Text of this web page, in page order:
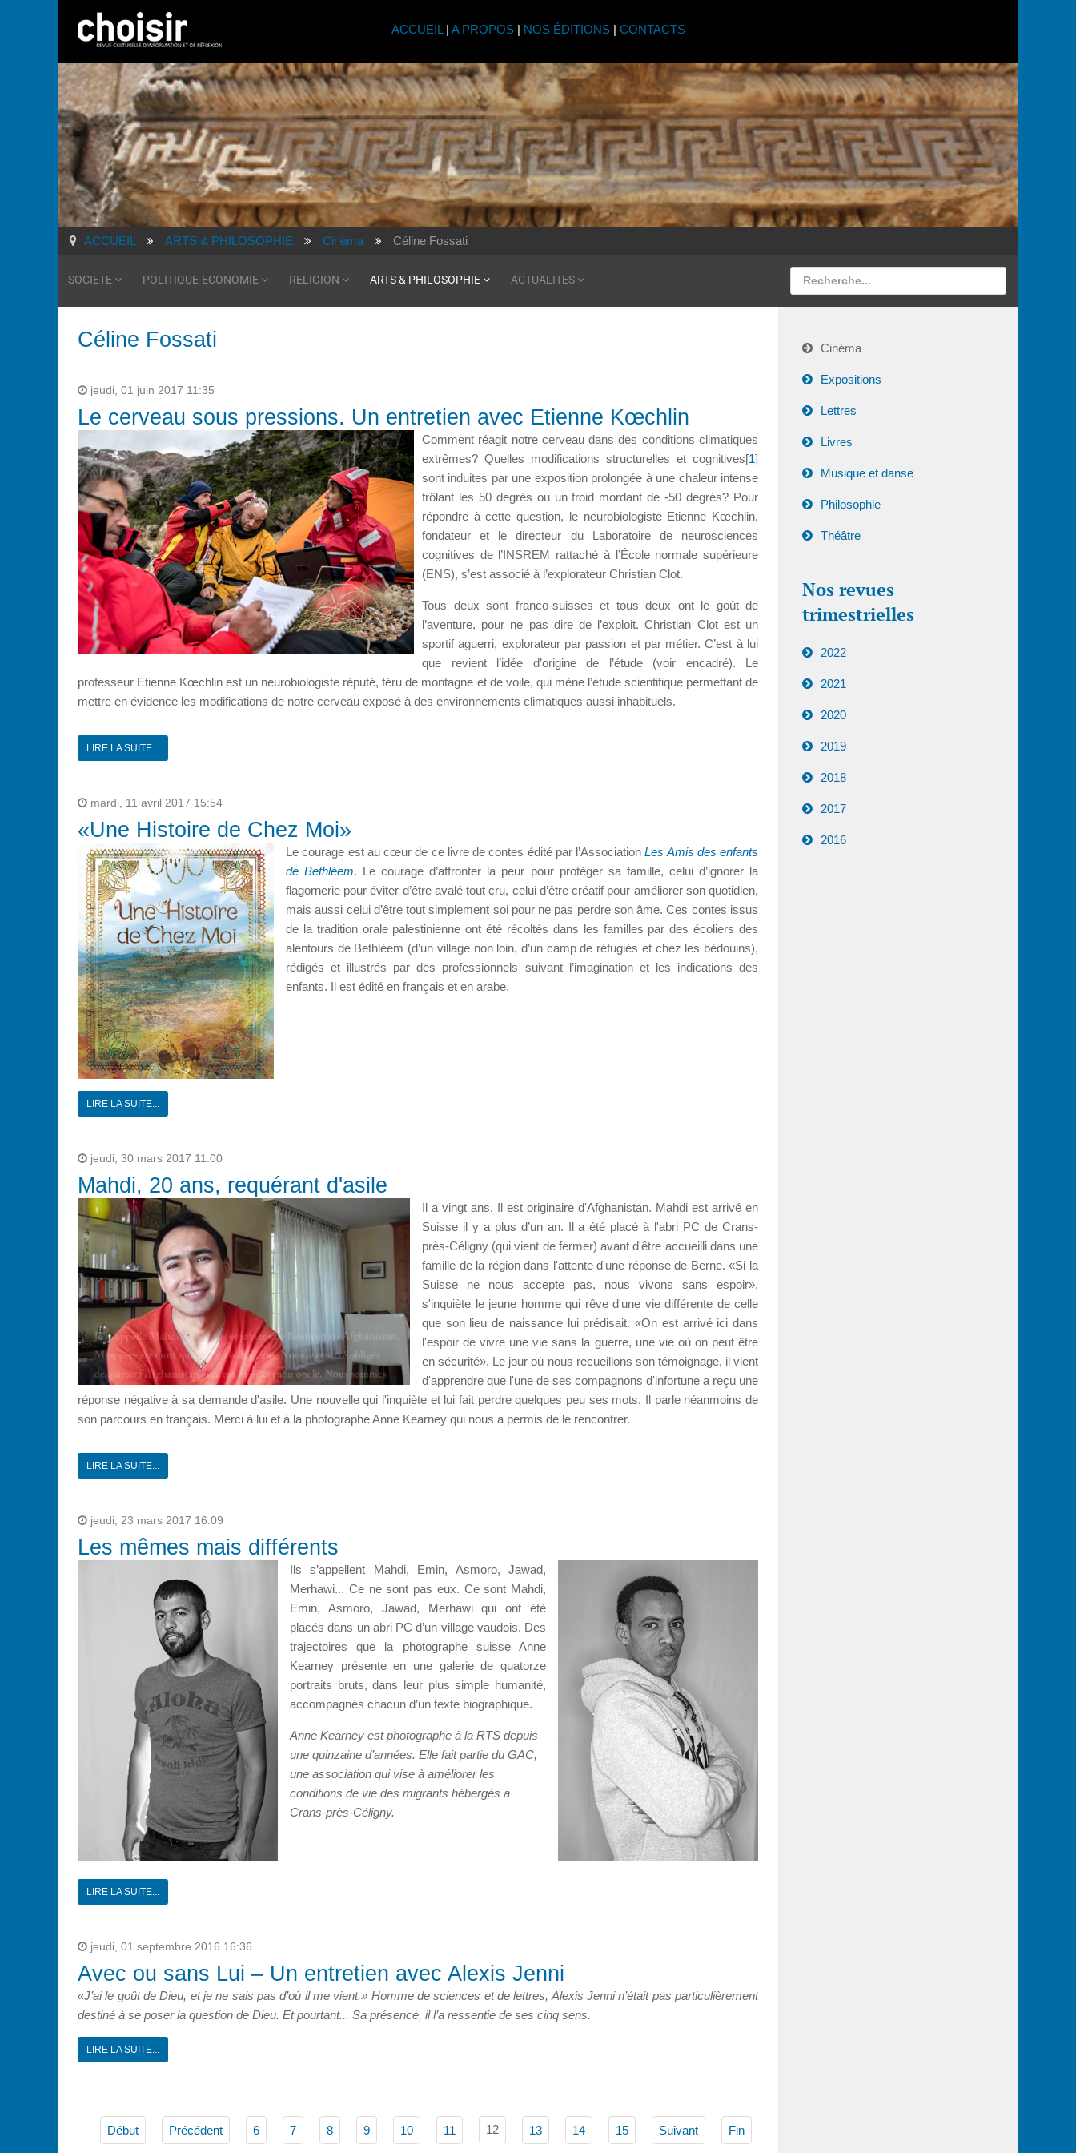
ACCUEIL | A PROPOS| NOS ÉDITIONS| CONTACTS
ACCUEIL ARTS & PHILOSOPHIE Cinéma Céline Fossati
SOCIETE POLITIQUE-ECONOMIE RELIGION ARTS & PHILOSOPHIE ACTUALITES
Céline Fossati
jeudi, 01 juin 2017 11:35
Le cerveau sous pressions. Un entretien avec Etienne Kœchlin
Comment réagit notre cerveau dans des conditions climatiques
extrêmes? Quelles modifications structurelles et cognitives[1]
sont induites par une exposition prolongée à une chaleur intense
frôlant les 50 degrés ou un froid mordant de -50 degrés? Pour
répondre à cette question, le neurobiologiste Etienne Kœchlin,
fondateur et le directeur du Laboratoire de neurosciences
cognitives de l’INSREM rattaché à l’École normale supérieure
(ENS), s’est associé à l’explorateur Christian Clot.
Tous deux sont franco-suisses et tous deux ont le goût de
l’aventure, pour ne pas dire de l’exploit. Christian Clot est un
sportif aguerri, explorateur par passion et par métier. C’est à lui
que revient l’idée d’origine de l’étude (voir encadré). Le
professeur Etienne Kœchlin est un neurobiologiste réputé, féru de montagne et de voile, qui mène l’étude scientifique permettant de
mettre en évidence les modifications de notre cerveau exposé à des environnements climatiques aussi inhabituels.
LIRE LA SUITE...
mardi, 11 avril 2017 15:54
«Une Histoire de Chez Moi»
Le courage est au cœur de ce livre de contes édité par l’AssociationLes Amis des enfants
de Bethléem. Le courage d’affronter la peur pour protéger sa famille, celui d’ignorer la
flagornerie pour éviter d’être avalé tout cru, celui d’être créatif pour améliorer son quotidien,
mais aussi celui d’être tout simplement soi pour ne pas perdre son âme. Ces contes issus
de la tradition orale palestinienne ont été récoltés dans les familles par des écoliers des
alentours de Bethléem (d’un village non loin, d’un camp de réfugiés et chez les bédouins),
rédigés et illustrés par des professionnels suivant l’imagination et les indications des
enfants. Il est édité en français et en arabe.
LIRE LA SUITE...
jeudi, 30 mars 2017 11:00
Mahdi, 20 ans, requérant d'asile
Il a vingt ans. Il est originaire d'Afghanistan. Mahdi est arrivé en
Suisse il y a plus d’un an. Il a été placé à l'abri PC de Crans-
près-Céligny (qui vient de fermer) avant d'être accueilli dans une
famille de la région dans l'attente d'une réponse de Berne. «Si la
Suisse ne nous accepte pas, nous vivons sans espoir»,
s'inquiète le jeune homme qui rêve d'une vie différente de celle
que son lieu de naissance lui prédisait. «On est arrivé ici dans
l'espoir de vivre une vie sans la guerre, une vie où on peut être
en sécurité». Le jour où nous recueillons son témoignage, il vient
d'apprendre que l'une de ses compagnons d'infortune a reçu une
réponse négative à sa demande d'asile. Une nouvelle qui l'inquiète et lui fait perdre quelques peu ses mots. Il parle néanmoins de
son parcours en français. Merci à lui et à la photographe Anne Kearney qui nous a permis de le rencontrer.
LIRE LA SUITE...
jeudi, 23 mars 2017 16:09
Les mêmes mais différents
Ils s’appellent Mahdi, Emin, Asmoro, Jawad,
Merhawi... Ce ne sont pas eux. Ce sont Mahdi,
Emin, Asmoro, Jawad, Merhawi qui ont été
placés dans un abri PC d’un village vaudois. Des
trajectoires que la photographe suisse Anne
Kearney présente en une galerie de quatorze
portraits bruts, dans leur plus simple humanité,
accompagnés chacun d’un texte biographique.
Anne Kearney est photographe à la RTS depuis
une quinzaine d’années. Elle fait partie du GAC,
une association qui vise à améliorer les
conditions de vie des migrants hébergés à
Crans-près-Céligny.
LIRE LA SUITE...
jeudi, 01 septembre 2016 16:36
Avec ou sans Lui – Un entretien avec Alexis Jenni
«J’ai le goût de Dieu, et je ne sais pas d’où il me vient.» Homme de sciences et de lettres, Alexis Jenni n’était pas particulièrement
destiné à se poser la question de Dieu. Et pourtant... Sa présence, il l’a ressentie de ses cinq sens.
LIRE LA SUITE...
Début Précédent 6 7 8 9 10 11 12 13 14 15 Suivant Fin
Cinéma
Expositions
Lettres
Livres
Musique et danse
Philosophie
Théâtre
Nos revues
trimestrielles
2022
2021
2020
2019
2018
2017
2016